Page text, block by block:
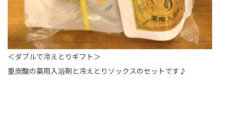
＜ダブルで冷えとりギフト＞
重炭酸の薬用入浴剤と冷えとりソックスのセットです♪